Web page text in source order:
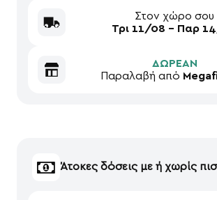
Στον χώρο σου
Τρι 11/08 - Παρ
ΔΩΡΕΑΝ
Παραλαβή από
Άτοκες δόσεις με ή χωρίς